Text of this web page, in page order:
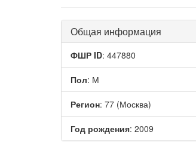
Общая информация
ФШР ID: 447880
Пол: М
Регион: 77 (Москва)
Год рождения: 2009